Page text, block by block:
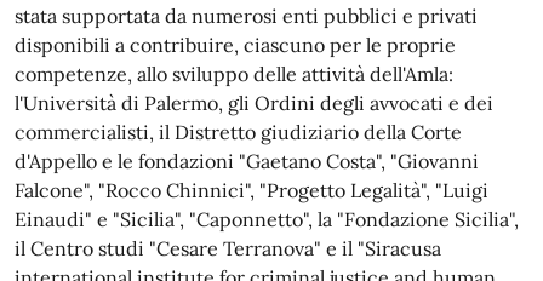
stata supportata da numerosi enti pubblici e privati
disponibili a contribuire, ciascuno per le proprie
competenze, allo sviluppo delle attività dell'Amla:
l'Università di Palermo, gli Ordini degli avvocati e dei
commercialisti, il Distretto giudiziario della Corte
d'Appello e le fondazioni "Gaetano Costa", "Giovanni
Falcone", "Rocco Chinnici", "Progetto Legalità", "Luigi
Einaudi" e "Sicilia", "Caponnetto", la "Fondazione Sicilia",
il Centro studi "Cesare Terranova" e il "Siracusa